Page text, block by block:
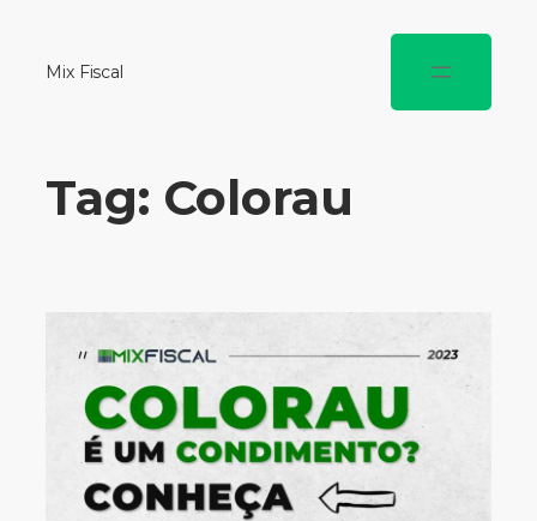
Mix Fiscal
Tag: Colorau